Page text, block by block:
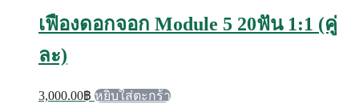
เฟืองดอกจอก Module 5 20ฟัน 1:1 (คู่
ละ)
3,000.00฿ หยิบใส่ตะกร้า